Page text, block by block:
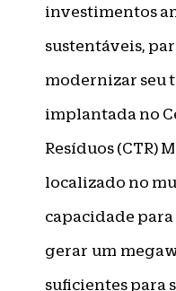
investimentos
sustentáveis,
modernizar seu
implantada no
Resíduos (CTR)
localizado no
capacidade para
gerar um
suficientes para